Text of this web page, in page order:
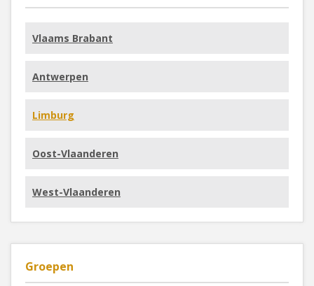
Vlaams Brabant
Antwerpen
Limburg
Oost-Vlaanderen
West-Vlaanderen
Groepen